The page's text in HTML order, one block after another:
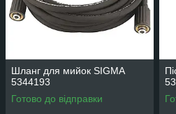
Шланг для мийок SIGMA
5344193
Готово до відправки